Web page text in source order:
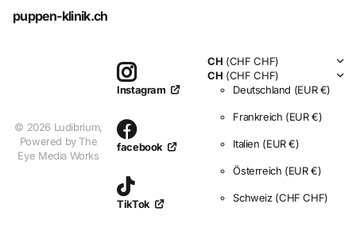
puppen-klinik.ch
© 2026 Ludibrium,
Powered by The
Eye Media Works
Instagram
facebook
TikTok
CH (CHF CHF)
CH (CHF CHF)
Deutschland (EUR €)
Frankreich (EUR €)
Italien (EUR €)
Österreich (EUR €)
Schweiz (CHF CHF)